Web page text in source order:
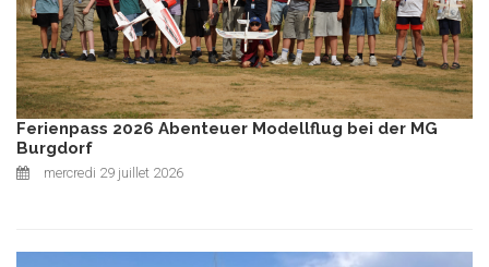
Ferienpass 2026 Abenteuer Modellflug bei der MG
Burgdorf
mercredi 29 juillet 2026